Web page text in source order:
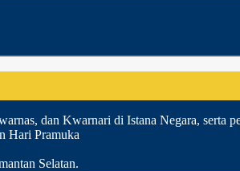
dan Kwarnari di Istana Negara, serta
Hari Pramuka
Selatan.